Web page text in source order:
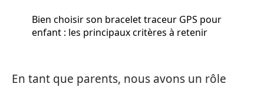
Bien choisir son bracelet traceur GPS pour
enfant : les principaux critères à retenir
En tant que parents, nous avons un rôle